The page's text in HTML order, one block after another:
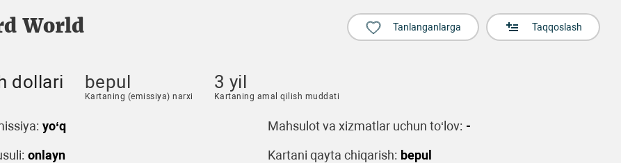
World Tanlanganlarga Taqqoslash
dollari bepul
Kartaning (emissiya) narxi
3 yil
Kartaning amal qilish muddati
yo‘q Mahsulot va xizmatlar uchun to‘lov: -
onlayn Kartani qayta chiqarish: bepul